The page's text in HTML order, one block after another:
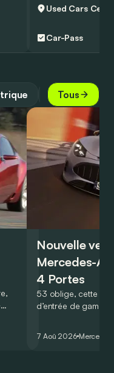
Car-Pass
Guide
Tous
Nouvelle
Mercedes-
4 Portes
53 oblige, cette
d’entrée de
moins…
7 Aoû 2026 Mercedes